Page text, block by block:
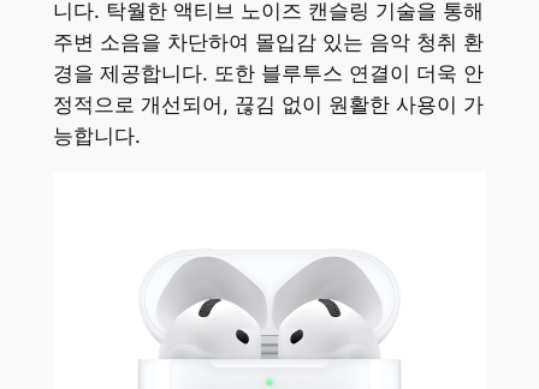
니다. 탁월한 액티브 노이즈 캔슬링 기술을 통해
주변 소음을 차단하여 몰입감 있는 음악 청취 환
경을 제공합니다. 또한 블루투스 연결이 더욱 안
정적으로 개선되어, 끊김 없이 원활한 사용이 가
능합니다.